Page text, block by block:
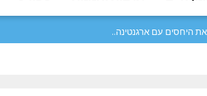
היחסים עם ארגנטינה..